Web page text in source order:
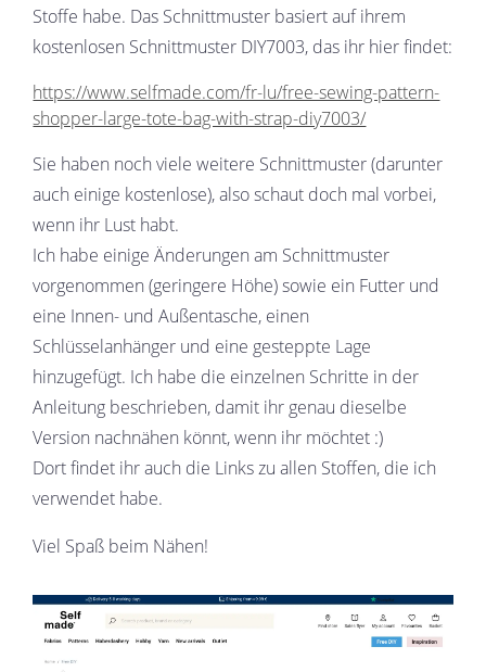
Stoffe habe. Das Schnittmuster basiert auf ihrem
kostenlosen Schnittmuster DIY7003, das ihr hier findet:
https://www.selfmade.com/fr-lu/free-sewing-pattern-
shopper-large-tote-bag-with-strap-diy7003/
Sie haben noch viele weitere Schnittmuster (darunter
auch einige kostenlose), also schaut doch mal vorbei,
wenn ihr Lust habt.
Ich habe einige Änderungen am Schnittmuster
vorgenommen (geringere Höhe) sowie ein Futter und
eine Innen- und Außentasche, einen
Schlüsselanhänger und eine gesteppte Lage
hinzugefügt. Ich habe die einzelnen Schritte in der
Anleitung beschrieben, damit ihr genau dieselbe
Version nachnähen könnt, wenn ihr möchtet :)
Dort findet ihr auch die Links zu allen Stoffen, die ich
verwendet habe.
Viel Spaß beim Nähen!